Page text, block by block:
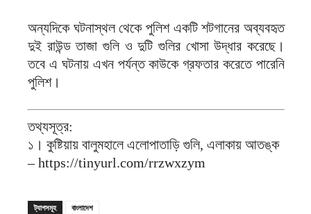
অন্যদিকে ঘটনাস্থল থেকে পুলিশ একটি শটগানের অব্যবহৃত
দুই রাউন্ড তাজা গুলি ও দুটি গুলির খোসা উদ্ধার করেছে।
তবে এ ঘটনায় এখন পর্যন্ত কাউকে গ্রফতার করেতে পারেনি
পুলিশ।
তথ্যসূত্র:
১। কুষ্টিয়ায় বালুমহালে এলোপাতাড়ি গুলি, এলাকায় আতঙ্ক
– https://tinyurl.com/rrzwxzym
ট্যাগসমূহ বাংলাদেশ